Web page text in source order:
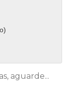
aguarde...